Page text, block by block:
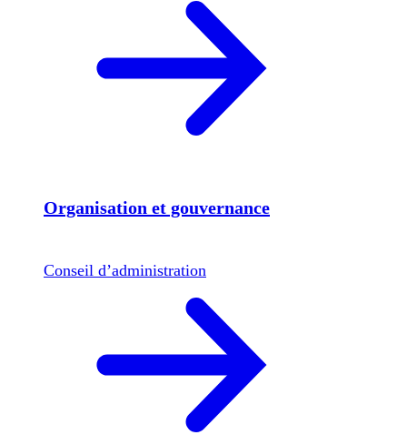
Organisation et gouvernance
Conseil d’administration